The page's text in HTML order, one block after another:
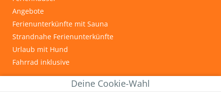
Deine Cookie-Wahl
Angebote
Ferienunterkünfte mit Sauna
Strandnahe Ferienunterkünfte
Urlaub mit Hund
Fahrrad inklusive
INFOS & TIPPS